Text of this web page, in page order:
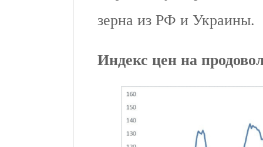
зерна из РФ и Украины.
Индекс цен на